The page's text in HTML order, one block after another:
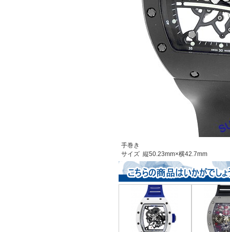
手巻き
サイズ 縦50.23mm×横42.7mm